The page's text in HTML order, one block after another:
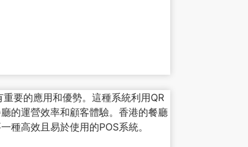
要的應用和優勢。這種系統利用QR
的運營效率和顧客體驗。香港的餐廳
種高效且易於使用的POS系統。